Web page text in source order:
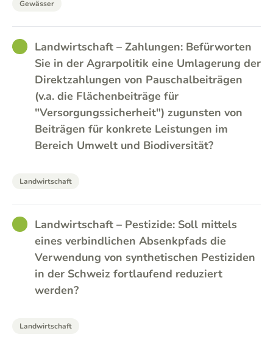
Gewässer
GOODLandwirtschaft – Zahlungen: Befürworten
Sie in der Agrarpolitik eine Umlagerung der
Direktzahlungen von Pauschalbeiträgen
(v.a. die Flächenbeiträge für
"Versorgungssicherheit") zugunsten von
Beiträgen für konkrete Leistungen im
Bereich Umwelt und Biodiversität?
Landwirtschaft
GOODLandwirtschaft – Pestizide: Soll mittels
eines verbindlichen Absenkpfads die
Verwendung von synthetischen Pestiziden
in der Schweiz fortlaufend reduziert
werden?
Landwirtschaft